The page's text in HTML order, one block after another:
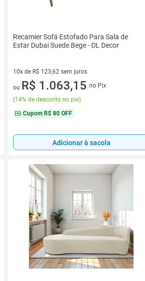
Recamier Sofá Estofado Para Sala de
Estar Dubai Suede Bege - DL Decor
10x de R$ 123,62 sem juros
10 vez de R$ 123,62 sem juros
ou R$ 1.063,15 no Pix
(14% de desconto no pix)
Cupom R$ 80 OFF
Adicionar à sacola